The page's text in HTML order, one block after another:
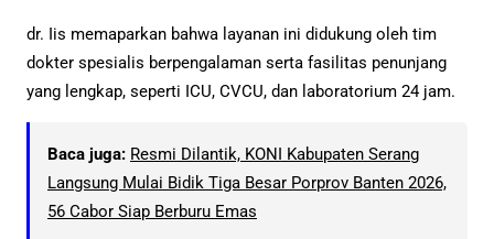
dr. Iis memaparkan bahwa layanan ini didukung oleh tim
dokter spesialis berpengalaman serta fasilitas penunjang
yang lengkap, seperti ICU, CVCU, dan laboratorium 24 jam.
Baca juga: Resmi Dilantik, KONI Kabupaten Serang
Langsung Mulai Bidik Tiga Besar Porprov Banten 2026,
56 Cabor Siap Berburu Emas